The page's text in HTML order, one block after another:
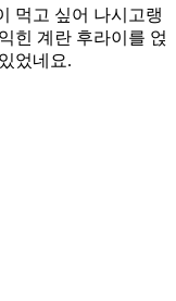
먹고 싶어 나시고랭
힌 계란 후라이를 얹
었네요.